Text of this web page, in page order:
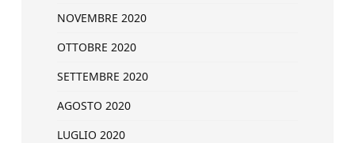
NOVEMBRE 2020
OTTOBRE 2020
SETTEMBRE 2020
AGOSTO 2020
LUGLIO 2020